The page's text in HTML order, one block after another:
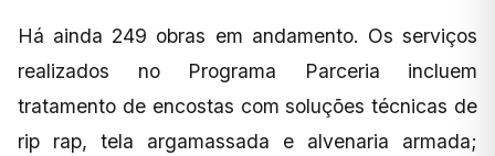
Há ainda 249 obras em andamento. Os serviços
realizados no Programa Parceria incluem
tratamento de encostas com soluções técnicas de
rip rap, tela argamassada e alvenaria armada;